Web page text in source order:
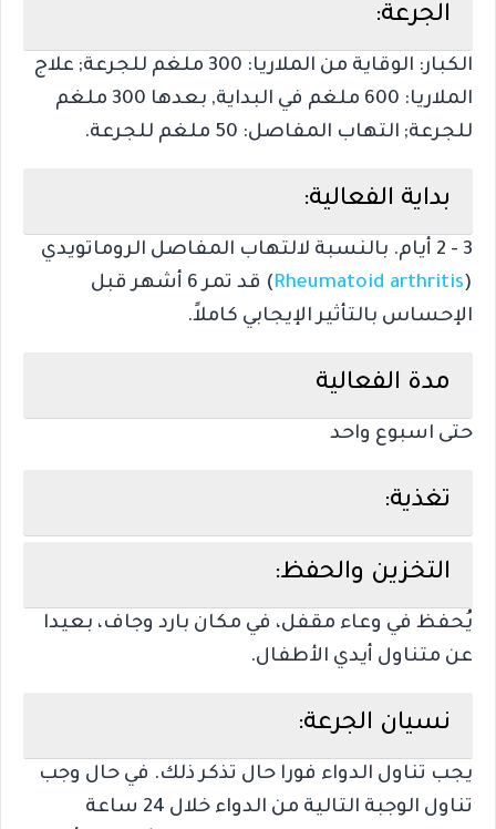
الجرعة:
الكبار: الوقاية من الملاريا: 300 ملغم للجرعة; علاج
الملاريا: 600 ملغم في البداية, بعدها 300 ملغم
للجرعة; التهاب المفاصل: 50 ملغم للجرعة.
بداية الفعالية:
3 - 2 أيام. بالنسبة لالتهاب المفاصل الروماتويدي
(
Rheumatoid arthritis
) قد تمر 6 أشهر قبل
الإحساس بالتأثير الإيجابي كاملاً.
مدة الفعالية
حتى اسبوع واحد
تغذية:
التخزين والحفظ:
يُحفظ في وعاء مقفل، في مكان بارد وجاف، بعيدا
عن متناول أيدي الأطفال.
نسيان الجرعة:
يجب تناول الدواء فورا حال تذكر ذلك. في حال وجب
تناول الوجبة التالية من الدواء خلال 24 ساعة